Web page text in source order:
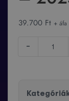
39.700 Ft + áfa
-